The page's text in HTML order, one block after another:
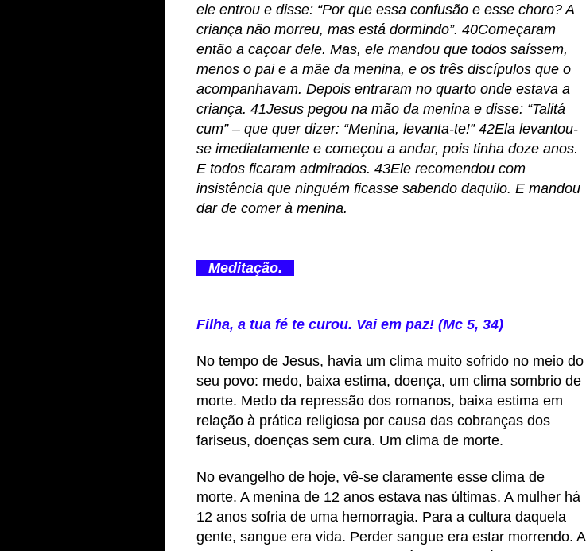
ele entrou e disse: “Por que essa confusão e esse choro? A
criança não morreu, mas está dormindo”. 40Começaram
então a caçoar dele. Mas, ele mandou que todos saíssem,
menos o pai e a mãe da menina, e os três discípulos que o
acompanhavam. Depois entraram no quarto onde estava a
criança. 41Jesus pegou na mão da menina e disse: “Talitá
cum” – que quer dizer: “Menina, levanta-te!” 42Ela levantou-
se imediatamente e começou a andar, pois tinha doze anos.
E todos ficaram admirados. 43Ele recomendou com
insistência que ninguém ficasse sabendo daquilo. E mandou
dar de comer à menina.
Meditação.
Filha, a tua fé te curou. Vai em paz! (Mc 5, 34)
No tempo de Jesus, havia um clima muito sofrido no meio do
seu povo: medo, baixa estima, doença, um clima sombrio de
morte. Medo da repressão dos romanos, baixa estima em
relação à prática religiosa por causa das cobranças dos
fariseus, doenças sem cura. Um clima de morte.
No evangelho de hoje, vê-se claramente esse clima de
morte. A menina de 12 anos estava nas últimas. A mulher há
12 anos sofria de uma hemorragia. Para a cultura daquela
gente, sangue era vida. Perder sangue era estar morrendo. A